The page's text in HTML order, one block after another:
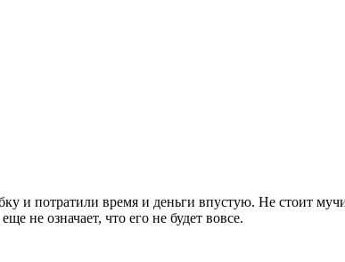
и потратили время и деньги впустую. Не стоит
не означает, что его не будет вовсе.